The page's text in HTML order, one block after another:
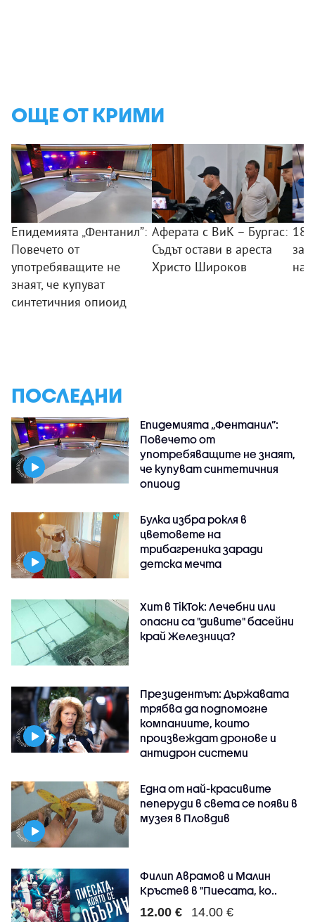
ОЩЕ ОТ КРИМИ
Епидемията „Фентанил”:
Повечето от
употребяващите не
знаят, че купуват
синтетичния опиоид
Аферата с ВиК – Бургас:
Съдът остави в ареста
Христо Широков
18-
на
ПОСЛЕДНИ
Епидемията „Фентанил”:
Повечето от
употребяващите не знаят,
че купуват синтетичния
опиоид
Булка избра рокля в
цветовете на
трибагреника заради
детска мечта
Хит в TikTok: Лечебни или
опасни са "дивите" басейни
край Железница?
Президентът: Държавата
трябва да подпомогне
компаниите, които
произвеждат дронове и
антидрон системи
Една от най-красивите
пеперуди в света се появи в
музея в Пловдив
Филип Аврамов и Малин
Кръстев в "Пиесата, ко..
12.00 € 14.00 €